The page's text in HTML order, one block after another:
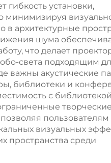
гибкость установки,
минимизируя
в архитектурные
шума
что делает
света подходящим
важны акустические
библиотеки и
с
творческие
пользователям
визуальных
пространства среди